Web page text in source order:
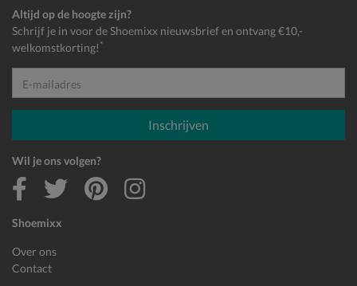
Shoemixx
Over ons
Contact
Altijd op de hoogte zijn?
Schrijf je in voor de Shoemixx nieuwsbrief en ontvang €10,-
welkomstkorting! *
E-mailadres
Inschrijven
Wil je ons volgen?